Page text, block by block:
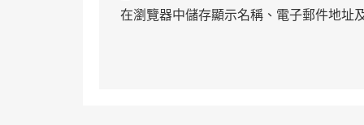
在瀏覽器中儲存顯示名稱、電子郵件地址